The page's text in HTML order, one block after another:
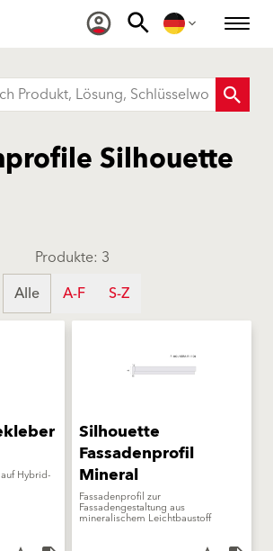
Silhouette
Produkte: 3
Alle
A-F S-Z
Hybrid-
Silhouette
Fassadenprofil
Mineral
Fassadenprofil zur
Fassadengestaltung aus
mineralischem Leichtbaustoff